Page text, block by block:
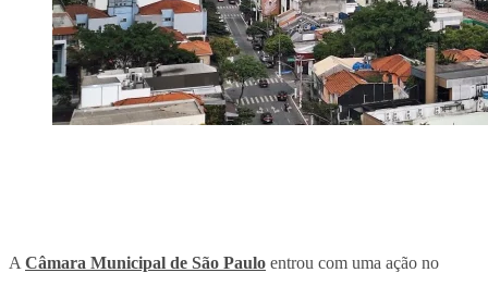
A Câmara Municipal de São Paulo entrou com uma ação no